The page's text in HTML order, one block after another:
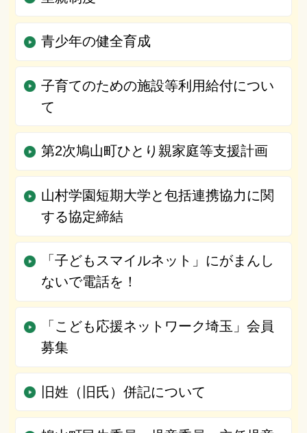
青少年の健全育成
子育てのための施設等利用給付につい
て
第2次鳩山町ひとり親家庭等支援計画
山村学園短期大学と包括連携協力に関
する協定締結
「子どもスマイルネット」にがまんし
ないで電話を！
「こども応援ネットワーク埼玉」会員
募集
旧姓（旧氏）併記について